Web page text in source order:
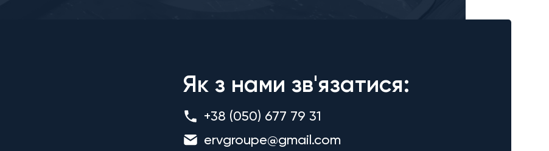
Як з нами зв'язатися:
+38 (050) 677 79 31
ervgroupe@gmail.com